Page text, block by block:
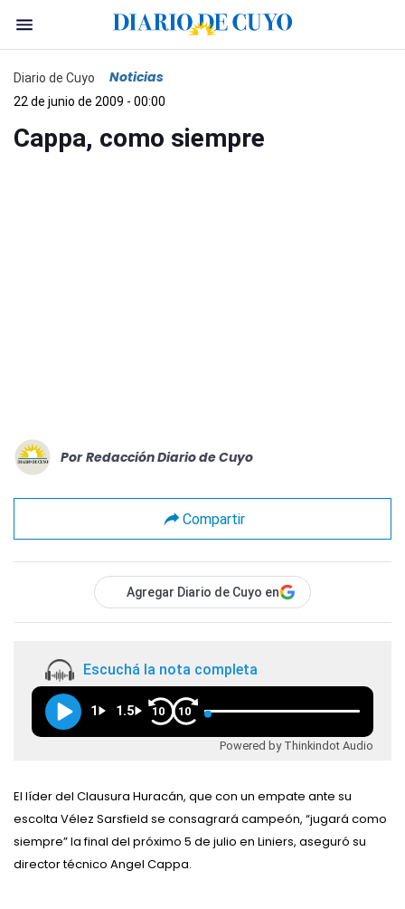
Diario de Cuyo Noticias
22 de junio de 2009 - 00:00
Cappa, como siempre
Por Redacción Diario de Cuyo
Compartir
Agregar Diario de Cuyo en
Escuchá la nota completa
1 1.5 10 10
Powered by Thinkindot Audio
El líder del Clausura Huracán, que con un empate ante su
escolta Vélez Sarsfield se consagrará campeón, “jugará como
siempre” la final del próximo 5 de julio en Liniers, aseguró su
director técnico Angel Cappa.